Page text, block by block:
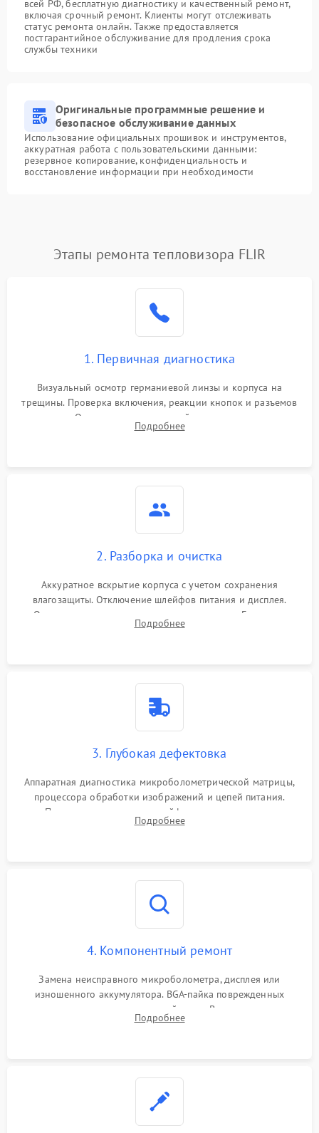
всей РФ, бесплатную диагностику и качественный ремонт,
включая срочный ремонт. Клиенты могут отслеживать
статус ремонта онлайн. Также предоставляется
постгарантийное обслуживание для продления срока
службы техники
Оригинальные программные решение и
безопасное обслуживание данных
Использование официальных прошивок и инструментов,
аккуратная работа с пользовательскими данными:
резервное копирование, конфиденциальность и
восстановление информации при необходимости
Этапы ремонта тепловизора FLIR
1. Первичная диагностика
Визуальный осмотр германиевой линзы и корпуса на
трещины. Проверка включения, реакции кнопок и разъемов
зарядки. Оценка вывода тепловой сигнатуры на экран,
проверка базовых функций и считывание системных
Подробнее
2. Разборка и очистка
Аккуратное вскрытие корпуса с учетом сохранения
влагозащиты. Отключение шлейфов питания и дисплея.
Очистка внутренних плат от окислов и пыли. Бережная
обработка германиевого объектива специализированными
Подробнее
3. Глубокая дефектовка
Аппаратная диагностика микроболометрической матрицы,
процессора обработки изображений и цепей питания.
Проверка целостности шлейфов, модуля памяти и
интерфейсов связи. Выявление сгоревших SMD-компонентов
Подробнее
4. Компонентный ремонт
Замена неисправного микроболометра, дисплея или
изношенного аккумулятора. BGA-пайка поврежденных
контроллеров на материнской плате. Восстановление
разъемов и кнопок, замена поврежденных элементов
Подробнее